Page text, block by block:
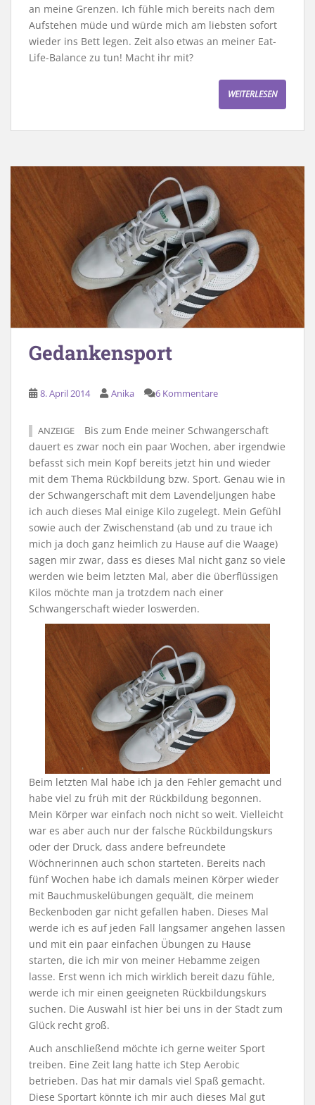
an meine Grenzen. Ich fühle mich bereits nach dem
Aufstehen müde und würde mich am liebsten sofort
wieder ins Bett legen. Zeit also etwas an meiner Eat-
Life-Balance zu tun! Macht ihr mit?
WEITERLESEN
Gedankensport
8. April 2014 Anika 6 Kommentare
ANZEIGE
Bis zum Ende meiner Schwangerschaft
dauert es zwar noch ein paar Wochen, aber irgendwie
befasst sich mein Kopf bereits jetzt hin und wieder
mit dem Thema Rückbildung bzw. Sport. Genau wie in
der Schwangerschaft mit dem Lavendeljungen habe
ich auch dieses Mal einige Kilo zugelegt. Mein Gefühl
sowie auch der Zwischenstand (ab und zu traue ich
mich ja doch ganz heimlich zu Hause auf die Waage)
sagen mir zwar, dass es dieses Mal nicht ganz so viele
werden wie beim letzten Mal, aber die überflüssigen
Kilos möchte man ja trotzdem nach einer
Schwangerschaft wieder loswerden.
Beim letzten Mal habe ich ja den Fehler gemacht und
habe viel zu früh mit der Rückbildung begonnen.
Mein Körper war einfach noch nicht so weit. Vielleicht
war es aber auch nur der falsche Rückbildungskurs
oder der Druck, dass andere befreundete
Wöchnerinnen auch schon starteten. Bereits nach
fünf Wochen habe ich damals meinen Körper wieder
mit Bauchmuskelübungen gequält, die meinem
Beckenboden gar nicht gefallen haben. Dieses Mal
werde ich es auf jeden Fall langsamer angehen lassen
und mit ein paar einfachen Übungen zu Hause
starten, die ich mir von meiner Hebamme zeigen
lasse. Erst wenn ich mich wirklich bereit dazu fühle,
werde ich mir einen geeigneten Rückbildungskurs
suchen. Die Auswahl ist hier bei uns in der Stadt zum
Glück recht groß.
Auch anschließend möchte ich gerne weiter Sport
treiben. Eine Zeit lang hatte ich Step Aerobic
betrieben. Das hat mir damals viel Spaß gemacht.
Diese Sportart könnte ich mir auch dieses Mal gut